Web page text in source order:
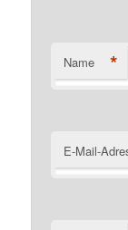
Name *
E-Mail-